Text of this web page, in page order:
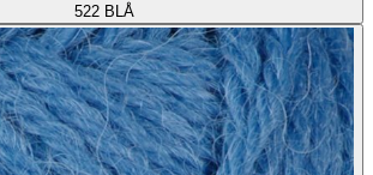
522 BLÅ